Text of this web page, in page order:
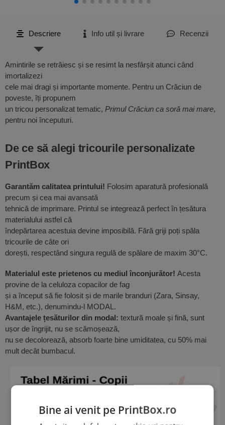
Descriere Info util și livrare Recenzii
Amintirile se retrăiesc și se resimt la nesfârșit atunci când
imortalizezi
cele mai dragi și importante momente. Pentru un Crăciun de
poveste, îți propunem
un tricou personalizat tematic, Primul Crăciun ca soră mai mare,
pentru noi începuturi.
De ce să alegi tricourile personalizate
PrintBox
Garantăm calitatea printului! Folosim aparatură profesională
precum și cea mai avansată
tehnică de imprimare. Printul se integrează perfect în țesătura
materialului astfel că
îndepărtarea acestuia devine imposibilă. Fără griji poți spăla
tricourile de câte ori
dorești, respectând singura regulă de spălare de maxim 30°C.
Materialul este prietenos cu mediul înconjurător! Acesta
provine de la celuloza copacilor de fag
și a început să fie folosit și de marile branduri (Zara, Sinsay,
H&M, etc.), denumindu-l MODAL.
Avantajele țesăturilor din modal: textură moale și fină, sunt
ușor de îngrijit, nu se scămoșează,
nu se decolorează, absorb foarte bine umiditatea, cu 50% mai
mult decât bumbacul.
Bine ai venit pe PrintBox.ro